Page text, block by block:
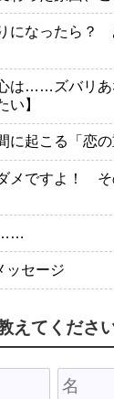
になったら？
は……ズバリあ
】
に起こる「恋の
メですよ！ そ
……
ッセージ
えてくださ